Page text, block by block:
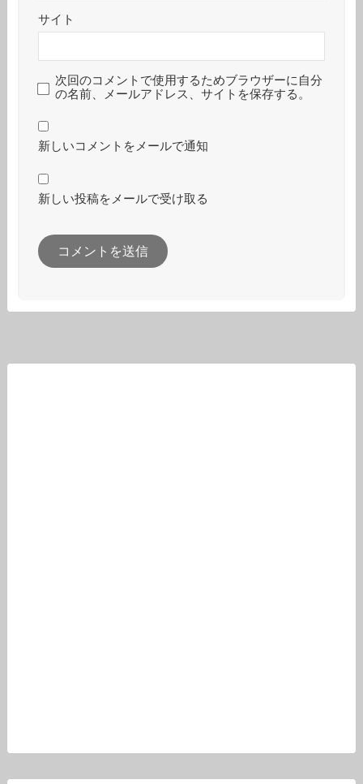
サイト
次回のコメントで使用するためブラウザーに自分
の名前、メールアドレス、サイトを保存する。
新しいコメントをメールで通知
新しい投稿をメールで受け取る